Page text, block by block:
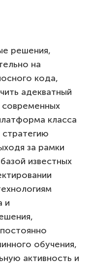
решения,
на
кода,
адекватный
современных
класса
стратегию
за рамки
известных
и
обучения,
активность и